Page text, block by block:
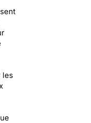
les